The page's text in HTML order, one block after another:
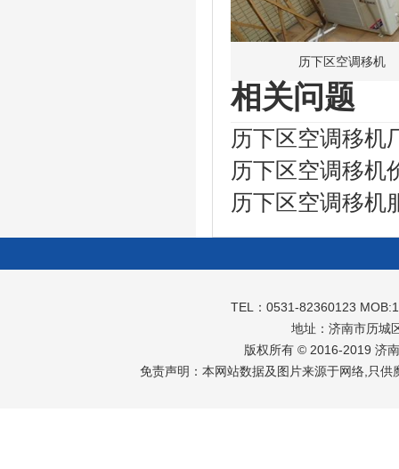
历下区空调移机
相关问题
历下区空调移机
历下区空调移机
历下区空调移机
TEL：0531-82360123
地址：济南市历城
版权所有 © 2016-2019 济
免责声明：本网站数据及图片来源于网络,只